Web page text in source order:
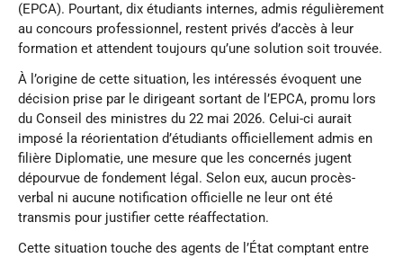
(EPCA). Pourtant, dix étudiants internes, admis régulièrement
au concours professionnel, restent privés d’accès à leur
formation et attendent toujours qu’une solution soit trouvée.
À l’origine de cette situation, les intéressés évoquent une
décision prise par le dirigeant sortant de l’EPCA, promu lors
du Conseil des ministres du 22 mai 2026. Celui-ci aurait
imposé la réorientation d’étudiants officiellement admis en
filière Diplomatie, une mesure que les concernés jugent
dépourvue de fondement légal. Selon eux, aucun procès-
verbal ni aucune notification officielle ne leur ont été
transmis pour justifier cette réaffectation.
Cette situation touche des agents de l’État comptant entre